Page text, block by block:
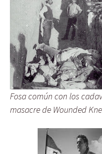
Fosa común con los
masacre de Wounded